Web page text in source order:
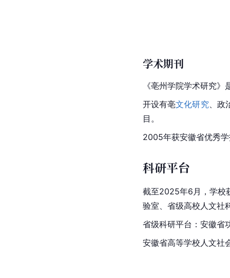
学术期刊
《亳州学院学术研究》
开设有亳文化研究 、
目。
2005年获安徽省优秀
科研平台
截至2025年6月，学校
验室、省级高校人文社
省级科研平台：安徽省
安徽省高等学校人文社